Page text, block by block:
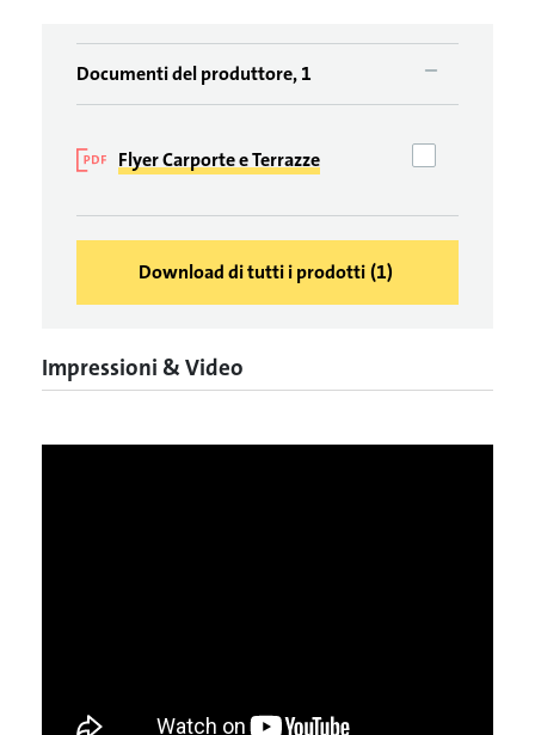
Documenti del produttore, 1
Flyer Carporte e Terrazze
Download di tutti i prodotti (1)
Impressioni & Video